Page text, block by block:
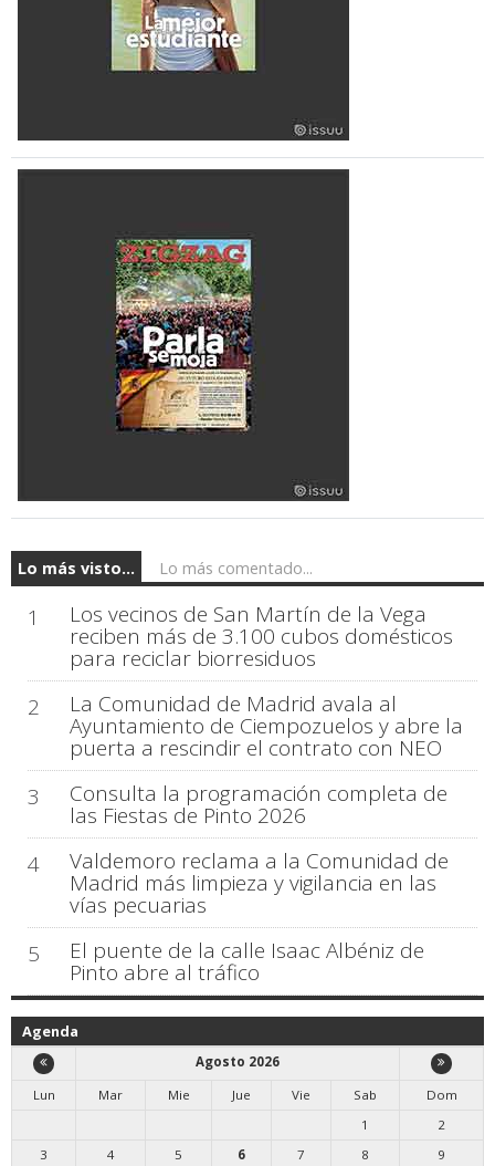
Lo más visto... Lo más comentado...
1 Los vecinos de San Martín de la Vega
reciben más de 3.100 cubos domésticos
para reciclar biorresiduos
2
La Comunidad de Madrid avala al
Ayuntamiento de Ciempozuelos y abre la
puerta a rescindir el contrato con NEO
3
Consulta la programación completa de
las Fiestas de Pinto 2026
4
Valdemoro reclama a la Comunidad de
Madrid más limpieza y vigilancia en las
vías pecuarias
5
El puente de la calle Isaac Albéniz de
Pinto abre al tráfico
Agenda
Agosto 2026
Lun
Mar Mie Jue Vie Sab
Dom
1
2
3
4 5 6 7 8
9